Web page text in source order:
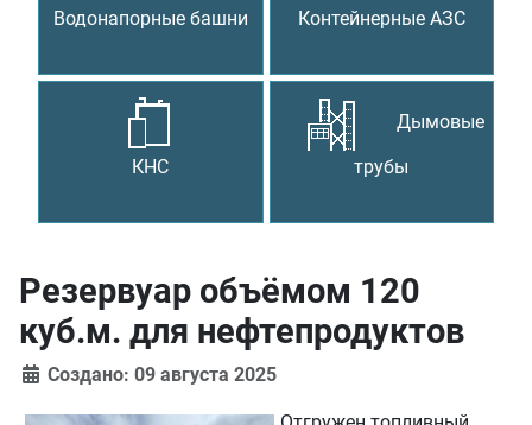
Водонапорные башни Контейнерные АЗС
КНС
Дымовые
трубы
Резервуар объёмом 120
куб.м. для нефтепродуктов
Создано: 09 августа 2025